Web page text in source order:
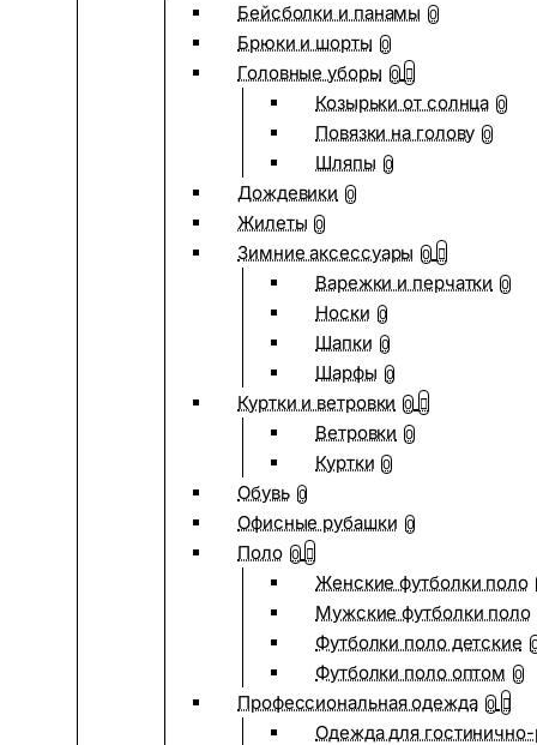
Бейсболки и панамы 0
Брюки и шорты 0
Головные уборы 0
Козырьки от солнца 0
Повязки на голову 0
Шляпы 0
Дождевики 0
Жилеты 0
Зимние аксессуары 0
Варежки и перчатки 0
Носки 0
Шапки 0
Шарфы 0
Куртки и ветровки 0
Ветровки 0
Куртки 0
Обувь 0
Офисные рубашки 0
Поло 0
Женские футболки поло
Мужские футболки поло
Футболки поло детские
Футболки поло оптом 0
Профессиональная одежда 0
Одежда для